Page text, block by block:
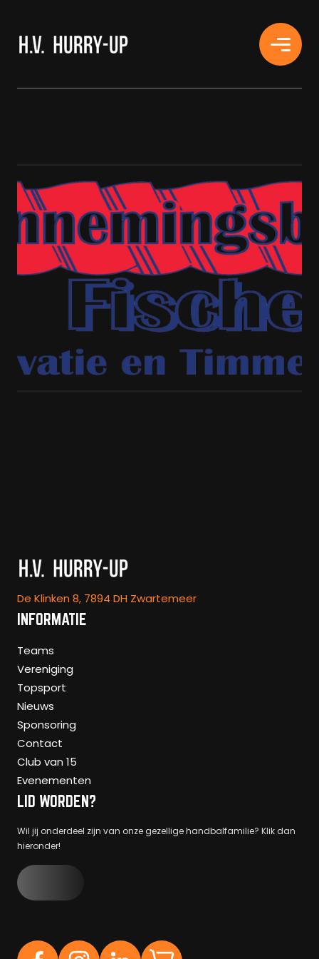
De Klinken 8, 7894 DH Zwartemeer
INFORMATIE
Teams
Vereniging
Topsport
Nieuws
Sponsoring
Contact
Club van 15
Evenementen
LID WORDEN?
Wil jij onderdeel zijn van onze gezellige handbalfamilie? Klik dan
hieronder!